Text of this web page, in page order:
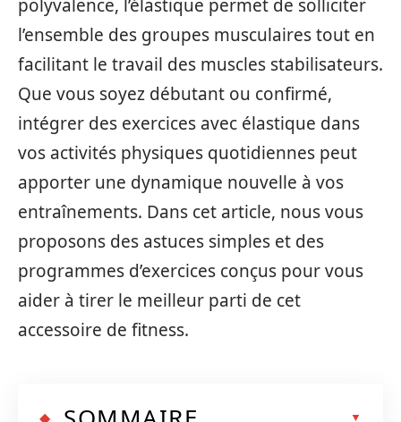
polyvalence, l’élastique permet de solliciter
l’ensemble des groupes musculaires tout en
facilitant le travail des muscles stabilisateurs.
Que vous soyez débutant ou confirmé,
intégrer des exercices avec élastique dans
vos activités physiques quotidiennes peut
apporter une dynamique nouvelle à vos
entraînements. Dans cet article, nous vous
proposons des astuces simples et des
programmes d’exercices conçus pour vous
aider à tirer le meilleur parti de cet
accessoire de fitness.